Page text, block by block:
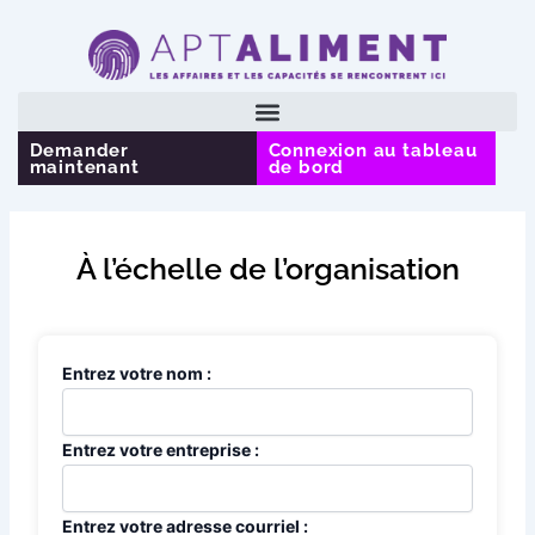
Demander
maintenant
Connexion au tableau
de bord
À l’échelle de l’organisation
Entrez votre nom :
Entrez votre entreprise :
Entrez votre adresse courriel :